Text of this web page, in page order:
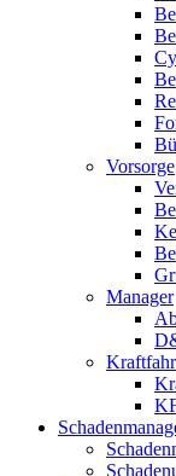
Vorsorge
Manager